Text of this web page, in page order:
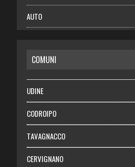
AUTO
RISPARMIO
SALUTE
Necrologie
Chi siamo
Abbonati
COMUNI
UDINE
CODROIPO
TAVAGNACCO
CERVIGNANO